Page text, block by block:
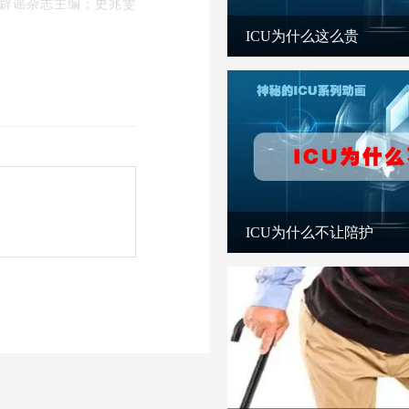
谣杂志主编： 史兆雯
ICU为什么这么贵
ICU为什么不让陪护